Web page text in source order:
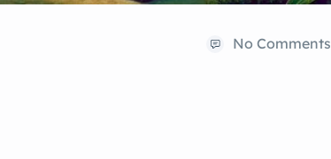
No Comments